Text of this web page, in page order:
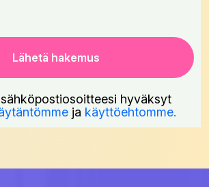
hyväksyt
ja käyttöehtomme.